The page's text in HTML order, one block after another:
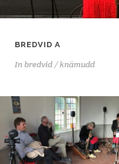
BREDVID A
Inbredvid / knämudd